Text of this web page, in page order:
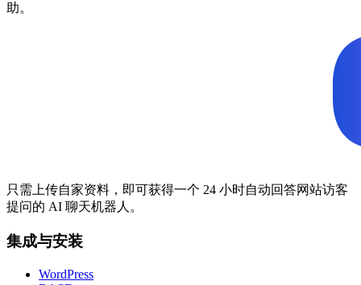
助。
只需上传自家资料，即可获得一个 24 小时自动回答网站访客
提问的 AI 聊天机器人。
集成与安装
WordPress